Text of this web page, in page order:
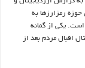
رمزارزها به
است. یکی از گمانه
اقبال مردم بعد از